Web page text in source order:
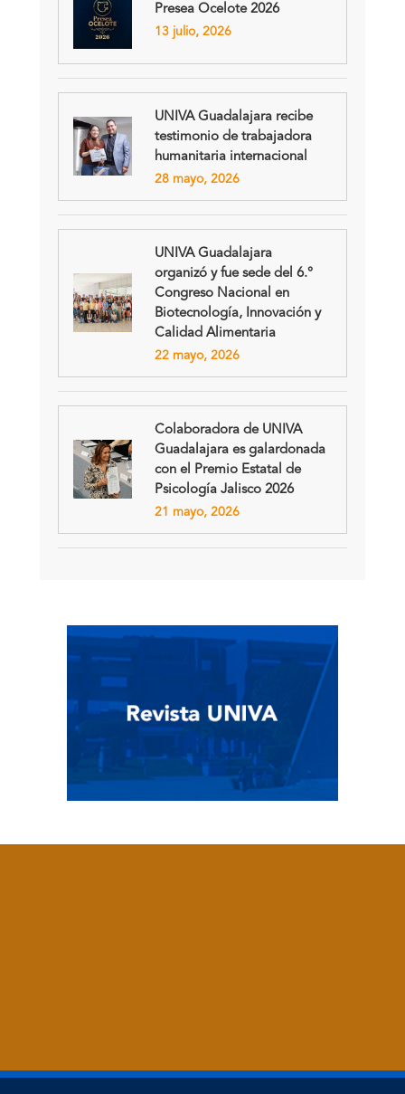
Presea Ocelote 2026
13 julio, 2026
UNIVA Guadalajara recibe
testimonio de trabajadora
humanitaria internacional
28 mayo, 2026
UNIVA Guadalajara
organizó y fue sede del 6.°
Congreso Nacional en
Biotecnología, Innovación y
Calidad Alimentaria
22 mayo, 2026
Colaboradora de UNIVA
Guadalajara es galardonada
con el Premio Estatal de
Psicología Jalisco 2026
21 mayo, 2026